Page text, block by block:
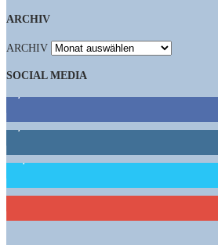
ARCHIV
ARCHIV
SOCIAL MEDIA